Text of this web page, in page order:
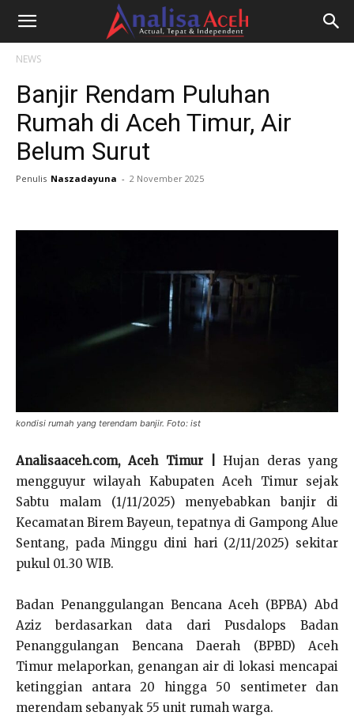
NEWS
Banjir Rendam Puluhan
Rumah di Aceh Timur, Air
Belum Surut
Penulis Naszadayuna - 2 November 2025
kondisi rumah yang terendam banjir. Foto: ist
Analisaaceh.com, Aceh Timur |
Hujan deras yang
mengguyur wilayah Kabupaten Aceh Timur sejak
Sabtu malam (1/11/2025) menyebabkan banjir di
Kecamatan Birem Bayeun, tepatnya di Gampong Alue
Sentang, pada Minggu dini hari (2/11/2025) sekitar
pukul 01.30 WIB.
Badan Penanggulangan Bencana Aceh (BPBA) Abd
Aziz berdasarkan data dari Pusdalops Badan
Penanggulangan Bencana Daerah (BPBD) Aceh
Timur melaporkan, genangan air di lokasi mencapai
ketinggian antara 20 hingga 50 sentimeter dan
merendam sebanyak 55 unit rumah warga.